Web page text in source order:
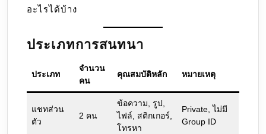
อะไรได้บ้าง
ประเภทการสนทนา
ประเภท
จำนวน
คน
คุณสมบัติหลัก หมายเหตุ
แชทส่วน
ตัว
2 คน
ข้อความ, รูป,
ไฟล์, สติกเกอร์,
โทรหา
Private, ไม่มี
Group ID